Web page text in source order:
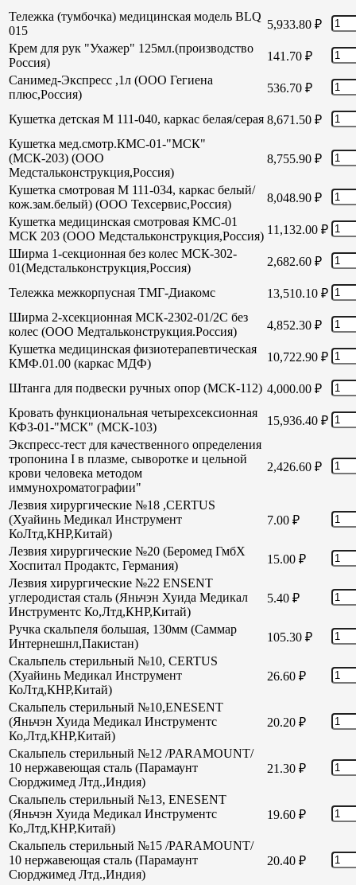
Тележка (тумбочка) медицинская модель BLQ
015
5,933.80 ₽
Крем для рук "Ухажер" 125мл.(производство
Россия)
141.70 ₽
Санимед-Экспресс ,1л (ООО Гегиена
плюс,Россия)
536.70 ₽
Кушетка детская М 111-040, каркас белая/серая 8,671.50 ₽
Кушетка мед.смотр.КМС-01-"МСК"
(МСК-203) (ООО
Медстальконструкция,Россия)
8,755.90 ₽
Кушетка смотровая М 111-034, каркас белый/
кож.зам.белый) (ООО Техсервис,Россия)
8,048.90 ₽
Кушетка медицинская смотровая КМС-01
МСК 203 (ООО Медстальконструкция,Россия) 11,132.00 ₽
Ширма 1-секционная без колес МСК-302-
01(Медстальконструкция,Россия)
2,682.60 ₽
Тележка межкорпусная ТМГ-Диакомс 13,510.10 ₽
Ширма 2-хсекционная МСК-2302-01/2С без
колес (ООО Медтальконструкция.Россия)
4,852.30 ₽
Кушетка медицинская физиотерапевтическая
КМФ.01.00 (каркас МДФ)
10,722.90 ₽
Штанга для подвески ручных опор (МСК-112) 4,000.00 ₽
Кровать функциональная четырехсексионная
КФЗ-01-"МСК" (МСК-103)
15,936.40 ₽
Экспресс-тест для качественного определения
тропонина I в плазме, сыворотке и цельной
крови человека методом
иммунохроматографии"
2,426.60 ₽
Лезвия хирургические №18 ,CERTUS
(Хуайинь Медикал Инструмент
КоЛтд,КНР,Китай)
7.00 ₽
Лезвия хирургические №20 (Беромед ГмбХ
Хоспитал Продактс, Германия)
15.00 ₽
Лезвия хирургические №22 ENSENT
углеродистая сталь (Яньчэн Хуида Медикал
Инструментс Ко,Лтд,КНР,Китай)
5.40 ₽
Ручка скальпеля большая, 130мм (Саммар
Интернешнл,Пакистан)
105.30 ₽
Скальпель стерильный №10, CERTUS
(Хуайинь Медикал Инструмент
КоЛтд,КНР,Китай)
26.60 ₽
Скальпель стерильный №10,ENESENT
(Яньчэн Хуида Медикал Инструментс
Ко,Лтд,КНР,Китай)
20.20 ₽
Скальпель стерильный №12 /PARAMOUNT/
10 нержавеющая сталь (Парамаунт
Сюрджимед Лтд.,Индия)
21.30 ₽
Скальпель стерильный №13, ENESENT
(Яньчэн Хуида Медикал Инструментс
Ко,Лтд,КНР,Китай)
19.60 ₽
Скальпель стерильный №15 /PARAMOUNT/
10 нержавеющая сталь (Парамаунт
Сюрджимед Лтд.,Индия)
20.40 ₽